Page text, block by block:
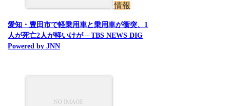
情報
愛知・豊田市で軽乗用車と乗用車が衝突、1
人が死亡2人が軽いけが – TBS NEWS DIG
Powered by JNN